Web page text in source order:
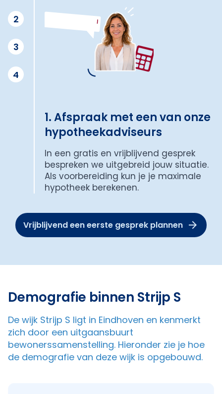
2
3
4
1. Afspraak met een van onze
hypotheekadviseurs
In een gratis en vrijblijvend gesprek
bespreken we uitgebreid jouw situatie.
Als voorbereiding kun je je maximale
hypotheek berekenen.
Vrijblijvend een eerste gesprek plannen
Demografie binnen Strijp S
De wijk Strijp S ligt in Eindhoven en kenmerkt
zich door een uitgaansbuurt
bewonerssamenstelling. Hieronder zie je hoe
de demografie van deze wijk is opgebouwd.